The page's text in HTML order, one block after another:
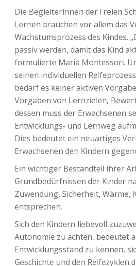
Die BegleiterInnen der Freien
Lernen brauchen vor allem das
Wachstumsprozess des Kindes.
passiv werden, damit das Kind
formulierte Maria Montessori.
seinen individuellen
bedarf es keiner aktiven
Vorgaben von Lernzielen,
dessen muss der Erwachsenen
Entwicklungs- und Lernweg
Dies bedeutet ein neuartiges
Erwachsenen den Kindern
Ein wichtiger Bestandteil ihrer
Grundbedürfnissen der Kinder
Zuwendung, Sicherheit, Wärme,
entsprechen.
Sich den Kindern liebevoll
Autonomie zu achten, bedeutet
Entwicklungsstand zu kennen,
Geschichte und den Reifezyklen